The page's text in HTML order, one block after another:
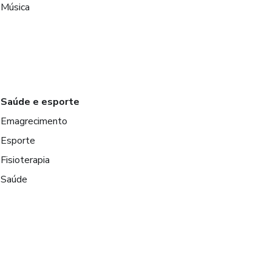
Música
Saúde e esporte
Emagrecimento
Esporte
Fisioterapia
Saúde